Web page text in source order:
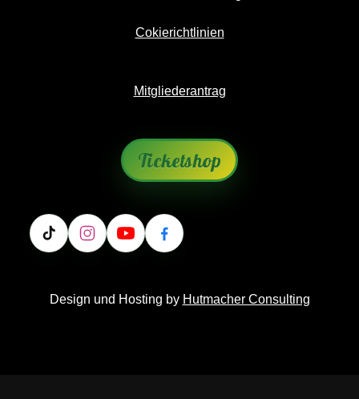
Cokierichtlinien
Mitgliederantrag
Ticketshop
Design und Hosting by Hutmacher Consulting